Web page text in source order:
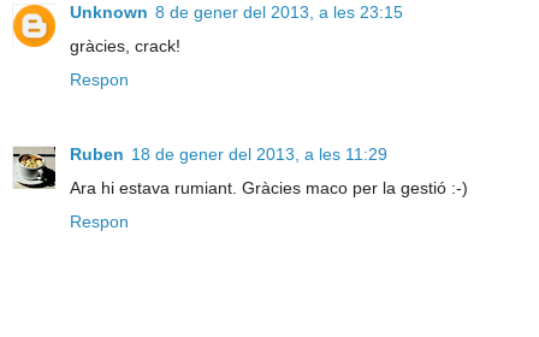
Unknown 8 de gener del 2013, a les 23:15
gràcies, crack!
Respon
Ruben 18 de gener del 2013, a les 11:29
Ara hi estava rumiant. Gràcies maco per la gestió :-)
Respon